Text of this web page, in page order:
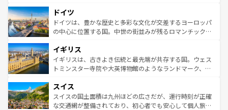
せる。地方によって風土や気候が異なるスペインはその個
性で訪れる人を魅了する。 なお、新着のスペイン情報は コ
ンテンツ一覧を参照してほしい。
で、幅広い魅力が詰まっている。華麗な宮殿、歴史的な大
聖堂、美しいビーチ、そして豊かな自然が、訪れる者を心
から魅了する。また、フランスは美食の国としても知ら
いる。シャンパンの発祥地であるランス、プロヴァンスの
香り高いラベンダー畑など、多彩な楽しみ方が可能だ。さ
らに、パリ以外の地域にも魅力が溢れており、どの街角に
れる地方に足を運ぶとそれぞれで全く異なる文化を体験で
きるだろう。 なお、新着のフランス情報はコンテンツ一覧
を参照してほしい。
ドイツ
ドイツは、豊かな歴史と多彩な文化が交差するヨーロッパ
の中心に位置する国。中世の街並みが残るロマンチック街
顔を持つこの国は、どこを歩いても飽きることがない。ベ
ルリンの文化的活気、バイエルン州のアルプスの絶景、そ
してライン川沿いのワイン畑といった風景は必見。ビール
は、お酒好きな人にはぜひ体験してほしい。 なお、新着の
ドイツ情報はコンテンツ一覧を参照してほしい。
イギリス
イギリスは、古きよき伝統と最先端が共存する国。ウェス
トミンスター寺院や大英博物館のようなランドマーク、歴
リアごとに異なる魅力がある。また、優雅なアフタヌーン
ティー、ビール好きにはたまらない英国パブ、サッカー観
戦など、本場だからこそできる体験も豊富。イギリスを旅
スイス
スイスの国土面積は九州ほどの広さだが、運行時刻が正確
な交通網が整備されており、初心者でも安心して個人旅行